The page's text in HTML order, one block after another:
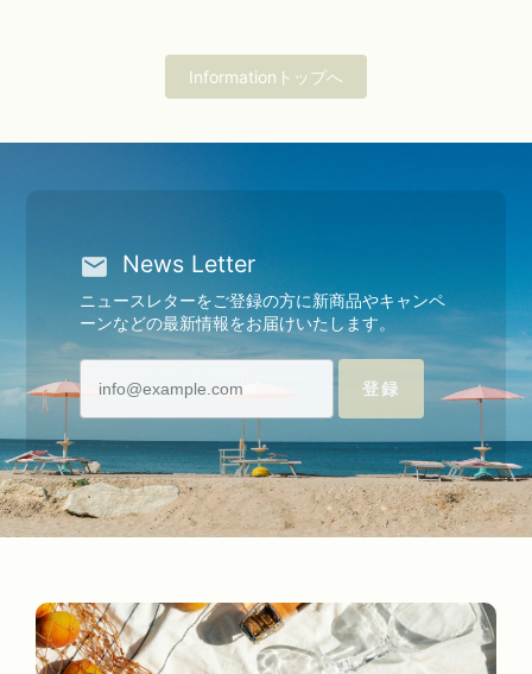
Informationトップへ
News Letter
ニュースレターをご登録の方に新商品やキャンペ
ーンなどの最新情報をお届けいたします。
登録